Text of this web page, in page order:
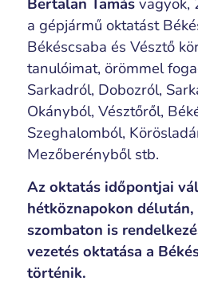
a gépjármű oktatást
Békéscsaba és Vésztő
tanulóimat, örömmel
Sarkadról, Dobozról,
Okányból, Vésztőről,
Szeghalomból,
Mezőberényből stb.
Az oktatás időpontjai
hétköznapokon
szombaton is
vezetés oktatása a
történik.